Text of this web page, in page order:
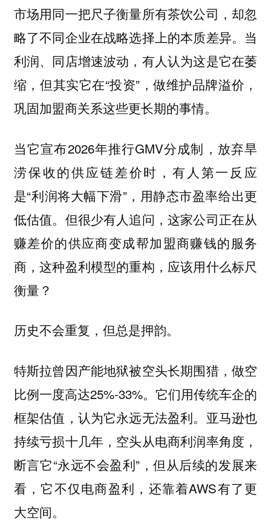
市场用同一把尺子衡量所有茶饮公司，却忽
略了不同企业在战略选择上的本质差异。当
利润、同店增速波动，有人认为这是它在萎
缩，但其实它在“投资”，做维护品牌溢价，
巩固加盟商关系这些更长期的事情。
当它宣布2026年推行GMV分成制，放弃旱
涝保收的供应链差价时，有人第一反应
是“利润将大幅下滑”，用静态市盈率给出更
低估值。但很少有人追问，这家公司正在从
赚差价的供应商变成帮加盟商赚钱的服务
商，这种盈利模型的重构，应该用什么标尺
衡量？
历史不会重复，但总是押韵。
特斯拉曾因产能地狱被空头长期围猎，做空
比例一度高达25%-33%。它们用传统车企的
框架估值，认为它永远无法盈利。亚马逊也
持续亏损十几年，空头从电商利润率角度，
断言它“永远不会盈利”，但从后续的发展来
看，它不仅电商盈利，还靠着AWS有了更
大空间。